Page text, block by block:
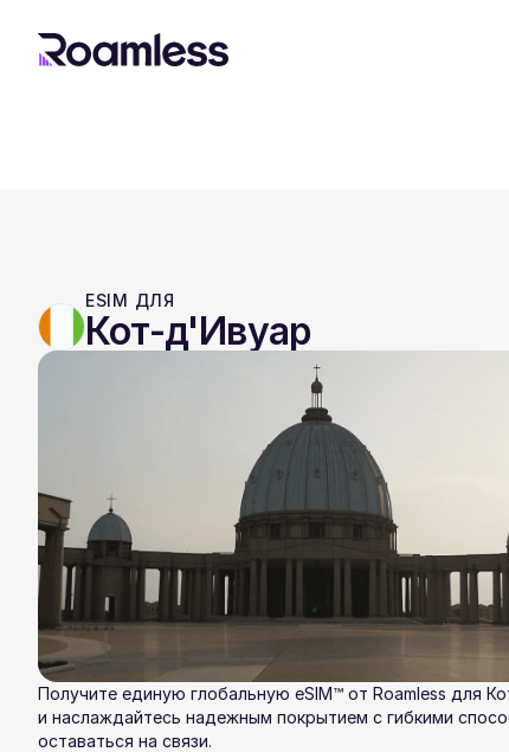
ESIM ДЛЯ
Кот-д'Ивуар
Получите единую глобальную eSIM™ от Roamless для
и наслаждайтесь надежным покрытием с гибкими
оставаться на связи.